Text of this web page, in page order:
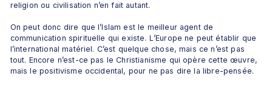
religion ou civilisation n’en fait autant.
On peut donc dire que l’Islam est le meilleur agent de
communication spirituelle qui existe. L’Europe ne peut établir que
l’international matériel. C’est quelque chose, mais ce n’est pas
tout. Encore n’est-ce pas le Christianisme qui opère cette œuvre,
mais le positivisme occidental, pour ne pas dire la libre-pensée.